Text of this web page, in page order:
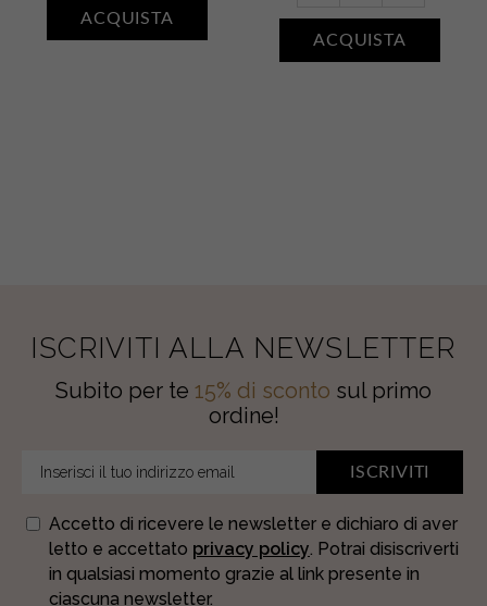
ACQUISTA
ACQUISTA
ISCRIVITI ALLA NEWSLETTER
Subito per te 15% di sconto sul primo
ordine!
ISCRIVITI
Accetto di ricevere le newsletter e dichiaro di aver
letto e accettato privacy policy. Potrai disiscriverti
in qualsiasi momento grazie al link presente in
ciascuna newsletter.